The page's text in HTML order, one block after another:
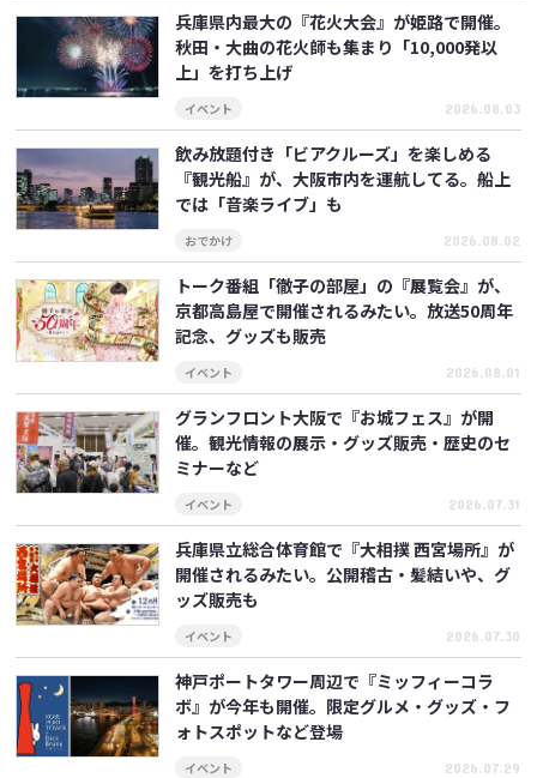
兵庫県内最大の『花火大会』が姫路で開催。
秋田・大曲の花火師も集まり「10,000発以
上」を打ち上げ
イベント 2026.08.03
飲み放題付き「ビアクルーズ」を楽しめる
『観光船』が、大阪市内を運航してる。船上
では「音楽ライブ」も
おでかけ 2026.08.02
トーク番組「徹子の部屋」の『展覧会』が、
京都高島屋で開催されるみたい。放送50周年
記念、グッズも販売
イベント 2026.08.01
グランフロント大阪で『お城フェス』が開
催。観光情報の展示・グッズ販売・歴史のセ
ミナーなど
イベント 2026.07.31
兵庫県立総合体育館で『大相撲 西宮場所』が
開催されるみたい。公開稽古・髪結いや、グ
ッズ販売も
イベント 2026.07.30
神戸ポートタワー周辺で『ミッフィーコラ
ボ』が今年も開催。限定グルメ・グッズ・フ
ォトスポットなど登場
イベント 2026.07.29